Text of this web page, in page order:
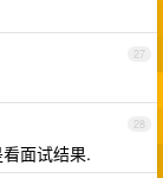
27
28
面试结果.